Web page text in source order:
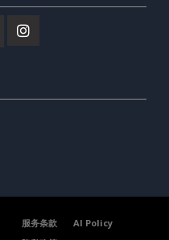
服务条款
AI Policy